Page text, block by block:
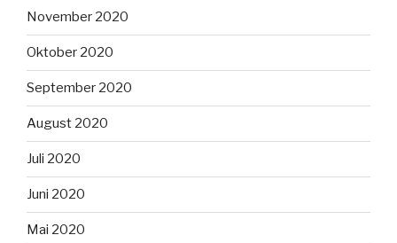
November 2020
Oktober 2020
September 2020
August 2020
Juli 2020
Juni 2020
Mai 2020